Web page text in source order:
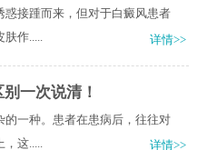
接踵而来，但对于白癜风患者
作.....
详情>>
一次说清！
的一种。患者在患病后，往往对
这.....
详情>>